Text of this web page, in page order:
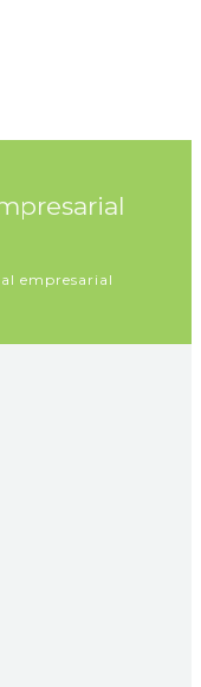
empresarial